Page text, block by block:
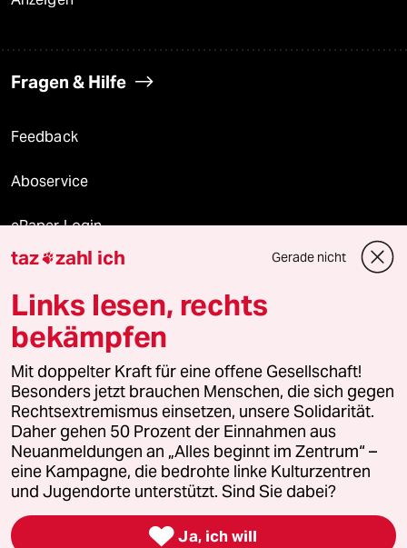
Fragen & Hilfe
Feedback
Aboservice
ePaper Login
Downloads für Abonnierende
© 2026 taz Verlags und Vertriebs GmbH
Alle Rechte vorbehalten. Bei rechtlichen Fragen oder für Genehmigungen
wenden Sie sich bitte an lizenzen@taz.de
Feedback Redaktionsstatut Kommune-Richtlinien
Leitlinie Informant Datenschutz Impressum AGB
Seitenwende Einwilligungen widerrufen (Ads)
taz zahl ich Gerade nicht
Links lesen, rechts
bekämpfen
Mit doppelter Kraft für eine offene Gesellschaft!
Besonders jetzt brauchen Menschen, die sich gegen
Rechtsextremismus einsetzen, unsere Solidarität.
Daher gehen 50 Prozent der Einnahmen aus
Neuanmeldungen an „Alles beginnt im Zentrum“ –
eine Kampagne, die bedrohte linke Kulturzentren
und Jugendorte unterstützt. Sind Sie dabei?
 Ja, ich will